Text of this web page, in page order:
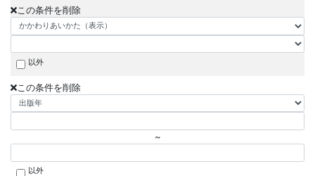
この条件を削除
以外
この条件を削除
~
以外